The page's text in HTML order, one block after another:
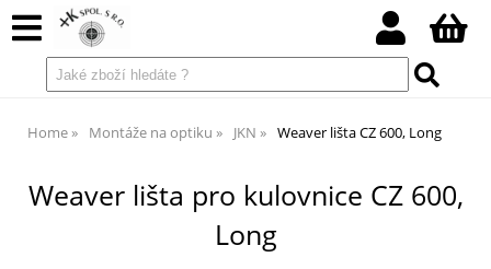
Home Montáže na optiku JKN Weaver lišta CZ 600, Long
Weaver lišta pro kulovnice CZ 600,
Long